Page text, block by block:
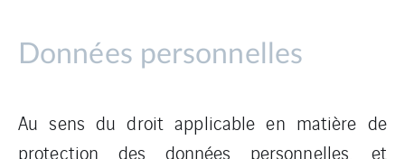
Données personnelles
Au sens du droit applicable en matière de
protection des données personnelles, et